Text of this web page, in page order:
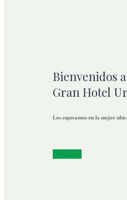
Bienvenidos a
Gran Hotel
Los esperamos en la mejor